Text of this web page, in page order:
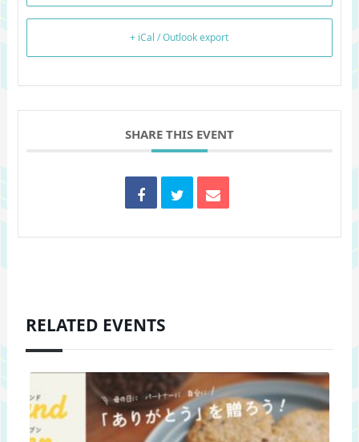
+ iCal / Outlook export
SHARE THIS EVENT
RELATED EVENTS